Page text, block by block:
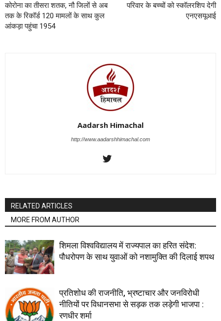
कोरोना का तीसरा शतक, नौ जिलों से अब
तक के रिकॉर्ड 120 मामलों के साथ कुल
आंकड़ा पहुंचा 1954
परिवार के बच्चों को स्कॉलरशिप देगी
एनएसयूआई
Aadarsh Himachal
http://www.aadarshhimachal.com
RELATED ARTICLES
MORE FROM AUTHOR
शिमला विश्वविद्यालय में राज्यपाल का हरित संदेश:
पौधरोपण के साथ युवाओं को नशामुक्ति की दिलाई शपथ
प्रतिशोध की राजनीति, भ्रष्टाचार और जनविरोधी
नीतियों पर विधानसभा से सड़क तक लड़ेगी भाजपा :
रणधीर शर्मा